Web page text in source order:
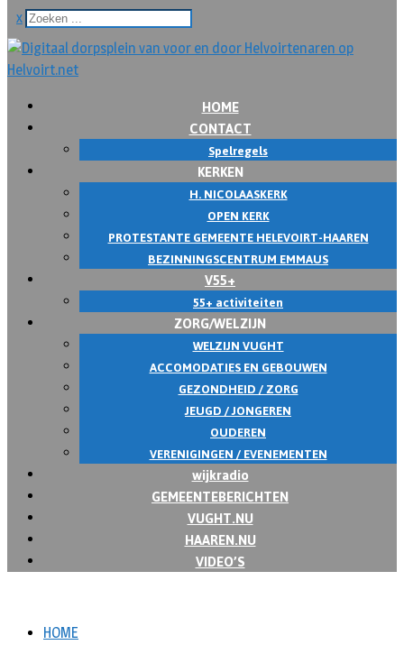
x
HOME
CONTACT
Spelregels
KERKEN
H. NICOLAASKERK
OPEN KERK
PROTESTANTE GEMEENTE HELEVOIRT-HAAREN
BEZINNINGSCENTRUM EMMAUS
V55+
55+ activiteiten
ZORG/WELZIJN
WELZIJN VUGHT
ACCOMODATIES EN GEBOUWEN
GEZONDHEID / ZORG
JEUGD / JONGEREN
OUDEREN
VERENIGINGEN / EVENEMENTEN
wijkradio
GEMEENTEBERICHTEN
VUGHT.NU
HAAREN.NU
VIDEO’S
HOME